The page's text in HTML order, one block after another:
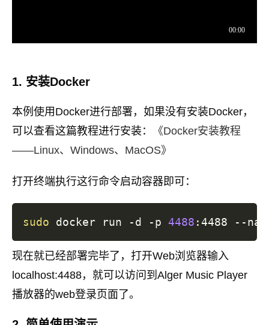
1. 安装Docker
本例使用Docker进行部署，如果没有安装Docker，
可以查看这篇教程进行安装：
《Docker安装教程
——Linux、Windows、MacOS》
打开终端执行这行命令启动容器即可：
sudo docker run -d -p 4488
现在就已经部署完毕了，打开Web浏览器输入
localhost:4488，就可以访问到Alger Music Player
播放器的web登录页面了。